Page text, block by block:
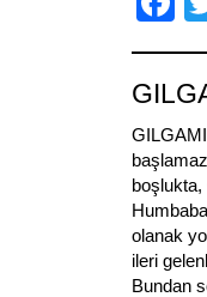
boşlukta,
olanak
ileri
Bundan